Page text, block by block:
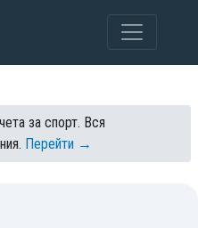
за спорт. Вся
Перейти →